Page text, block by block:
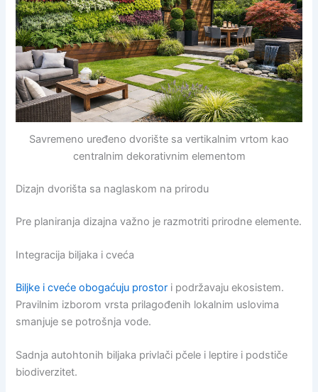
Savremeno uređeno dvorište sa vertikalnim vrtom kao
centralnim dekorativnim elementom
Dizajn dvorišta sa naglaskom na prirodu
Pre planiranja dizajna važno je razmotriti prirodne elemente.
Integracija biljaka i cveća
Biljke i cveće obogaćuju prostor i podržavaju ekosistem.
Pravilnim izborom vrsta prilagođenih lokalnim uslovima
smanjuje se potrošnja vode.
Sadnja autohtonih biljaka privlači pčele i leptire i podstiče
biodiverzitet.